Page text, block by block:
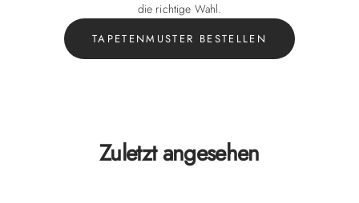
die richtige Wahl.
TAPETENMUSTER BESTELLEN
Zuletzt angesehen